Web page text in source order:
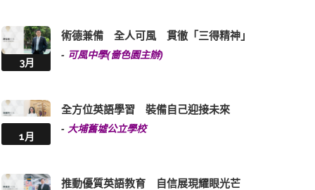
3月
術德兼備 全人可風 貫徹「三得精神」
- 可風中學(嗇色園主辦)
1月
全方位英語學習 裝備自己迎接未來
- 大埔舊墟公立學校
推動優質英語教育 自信展現耀眼光芒